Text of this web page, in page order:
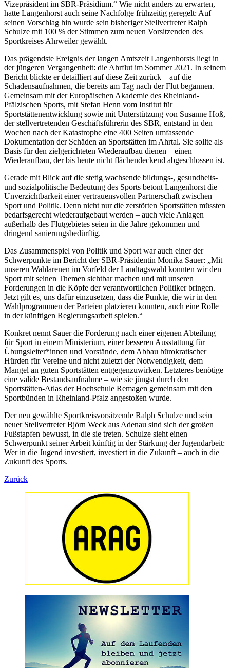
Vizepräsident im SBR-Präsidium.“ Wie nicht anders zu erwarten,
hatte Langenhorst auch seine Nachfolge frühzeitig geregelt: Auf
seinen Vorschlag hin wurde sein bisheriger Stellvertreter Ralph
Schulze mit 100 % der Stimmen zum neuen Vorsitzenden des
Sportkreises Ahrweiler gewählt.
Das prägendste Ereignis der langen Amtszeit Langenhorsts liegt in
der jüngeren Vergangenheit: die Ahrflut im Sommer 2021. In seinem
Bericht blickte er detailliert auf diese Zeit zurück – auf die
Schadensaufnahmen, die bereits am Tag nach der Flut begannen.
Gemeinsam mit der Europäischen Akademie des Rheinland-
Pfälzischen Sports, mit Stefan Henn vom Institut für
Sportstättenentwicklung sowie mit Unterstützung von Susanne Hoß,
der stellvertretenden Geschäftsführerin des SBR, entstand in den
Wochen nach der Katastrophe eine 400 Seiten umfassende
Dokumentation der Schäden an Sportstätten im Ahrtal. Sie sollte als
Basis für den zielgerichteten Wiederaufbau dienen – einen
Wiederaufbau, der bis heute nicht flächendeckend abgeschlossen ist.
Gerade mit Blick auf die stetig wachsende bildungs-, gesundheits-
und sozialpolitische Bedeutung des Sports betont Langenhorst die
Unverzichtbarkeit einer vertrauensvollen Partnerschaft zwischen
Sport und Politik. Denn nicht nur die zerstörten Sportstätten müssten
bedarfsgerecht wiederaufgebaut werden – auch viele Anlagen
außerhalb des Flutgebietes seien in die Jahre gekommen und
dringend sanierungsbedürftig.
Das Zusammenspiel von Politik und Sport war auch einer der
Schwerpunkte im Bericht der SBR-Präsidentin Monika Sauer: „Mit
unseren Wahlarenen im Vorfeld der Landtagswahl konnten wir den
Sport mit seinen Themen sichtbar machen und mit unseren
Forderungen in die Köpfe der verantwortlichen Politiker bringen.
Jetzt gilt es, uns dafür einzusetzen, dass die Punkte, die wir in den
Wahlprogrammen der Parteien platzieren konnten, auch eine Rolle
in der künftigen Regierungsarbeit spielen.“
Konkret nennt Sauer die Forderung nach einer eigenen Abteilung
für Sport in einem Ministerium, einer besseren Ausstattung für
Übungsleiter*innen und Vorstände, dem Abbau bürokratischer
Hürden für Vereine und nicht zuletzt der Notwendigkeit, dem
Mangel an guten Sportstätten entgegenzuwirken. Letzteres benötige
eine valide Bestandsaufnahme – wie sie jüngst durch den
Sportstätten-Atlas der Hochschule Remagen gemeinsam mit den
Sportbünden in Rheinland-Pfalz angestoßen wurde.
Der neu gewählte Sportkreisvorsitzende Ralph Schulze und sein
neuer Stellvertreter Björn Weck aus Adenau sind sich der großen
Fußstapfen bewusst, in die sie treten. Schulze sieht einen
Schwerpunkt seiner Arbeit künftig in der Stärkung der Jugendarbeit:
Wer in die Jugend investiert, investiert in die Zukunft – auch in die
Zukunft des Sports.
Zurück